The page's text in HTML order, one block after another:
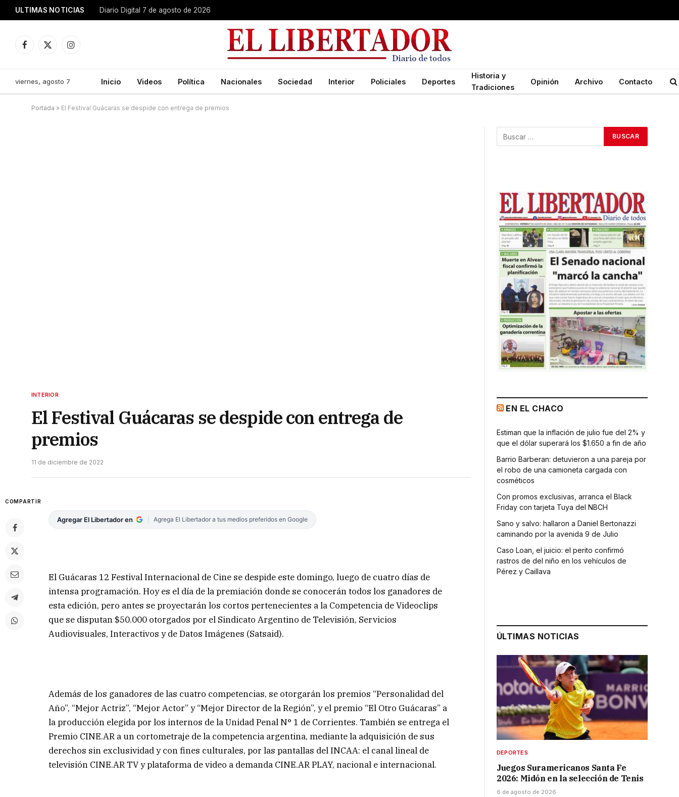
ULTIMAS NOTICIAS Diario Digital 7 de agosto de 2026
Facebook
X
Instagram
viernes, agosto 7 Inicio Videos Política Nacionales Sociedad Interior Policiales Deportes
Historia y
Tradiciones
Opinión Archivo Contacto
Portada » El Festival Guácaras se despide con entrega de premios
INTERIOR
El Festival Guácaras se despide con entrega de
premios
11 de diciembre de 2022
COMPARTIR
Agregar El Libertador en Agrega El Libertador a tus medios preferidos en Google
El Guácaras 12 Festival Internacional de Cine se despide este domingo, luego de cuatro días de
intensa programación. Hoy es el día de la premiación donde se conocerán todos los ganadores de
esta edición, pero antes se proyectarán los cortos pertenecientes a la Competencia de Videoclips
que se disputan $50.000 otorgados por el Sindicato Argentino de Televisión, Servicios
Audiovisuales, Interactivos y de Datos Imágenes (Satsaid).
Además de los ganadores de las cuatro competencias, se otorgarán los premios “Personalidad del
Año”, “Mejor Actriz”, “Mejor Actor” y “Mejor Director de la Región”, y el premio “El Otro Guácaras” a
la producción elegida por los internos de la Unidad Penal N° 1 de Corrientes. También se entrega el
Premio CINE.AR a un cortometraje de la competencia argentina, mediante la adquisición de sus
derechos sin exclusividad y con fines culturales, por las pantallas del INCAA: el canal lineal de
televisión CINE.AR TV y plataforma de video a demanda CINE.AR PLAY, nacional e internacional.
EN EL CHACO
Estiman que la inflación de julio fue del 2% y
que el dólar superará los $1.650 a fin de año
Barrio Barberan: detuvieron a una pareja por
el robo de una camioneta cargada con
cosméticos
Con promos exclusivas, arranca el Black
Friday con tarjeta Tuya del NBCH
Sano y salvo: hallaron a Daniel Bertonazzi
caminando por la avenida 9 de Julio
Caso Loan, el juicio: el perito confirmó
rastros de del niño en los vehículos de
Pérez y Caillava
ÚLTIMAS NOTICIAS
DEPORTES
Juegos Suramericanos Santa Fe
2026: Midón en la selección de Tenis
6 de agosto de 2026